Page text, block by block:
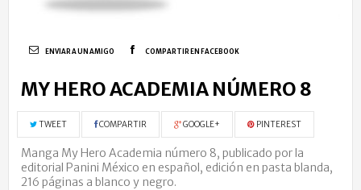
ENVIAR A UN AMIGO COMPARTIR EN FACEBOOK
MY HERO ACADEMIA NÚMERO 8
TWEET COMPARTIR GOOGLE+ PINTEREST
Manga My Hero Academia número 8, publicado por la
editorial Panini México en español, edición en pasta blanda,
216 páginas a blanco y negro.